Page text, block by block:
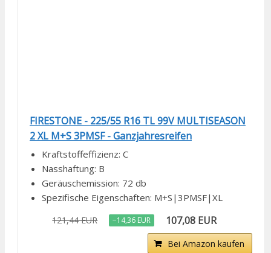
FIRESTONE - 225/55 R16 TL 99V MULTISEASON
2 XL M+S 3PMSF - Ganzjahresreifen
Kraftstoffeffizienz: C
Nasshaftung: B
Geräuschemission: 72 db
Spezifische Eigenschaften: M+S|3PMSF|XL
121,44 EUR −14,36 EUR 107,08 EUR
Bei Amazon kaufen